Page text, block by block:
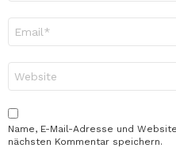
Mail-
Adresse
*
Name, E-Mail-Adresse und
nächsten Kommentar speichern.